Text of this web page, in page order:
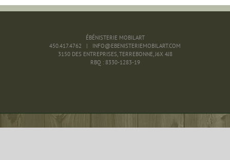
ÉBÉNISTERIE MOBILART
450.417.4762 | INFO@EBENISTERIEMOBILART.COM
3150 DES ENTREPRISES, TERREBONNE, J6X 4J8
RBQ : 8330-1283-19